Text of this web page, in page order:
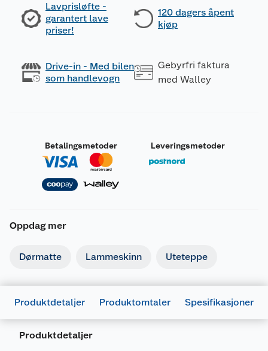
Lavprisløfte -
garantert lave
priser!
120 dagers åpent
kjøp
Drive-in - Med bilen
som handlevogn
Gebyrfri faktura
med Walley
Betalingsmetoder Leveringsmetoder
Oppdag mer
Dørmatte Lammeskinn Uteteppe
Produktdetaljer Produktomtaler Spesifikasjoner
Produktdetaljer